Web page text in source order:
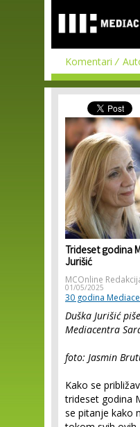
main
Komentari
Trideset godina
Jurišić
MCOnline
01/05/2025
30 godina
Duška Jurišić
Mediacentra
foto: Jasmin
Kako se
trideset godina
se pitanje kako